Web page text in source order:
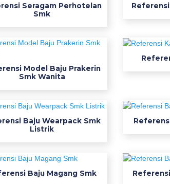
Seragam Perhotelan
Smk
Model Baju Prakerin
Smk Wanita
Baju Wearpack Smk
Listrik
Baju Magang Smk